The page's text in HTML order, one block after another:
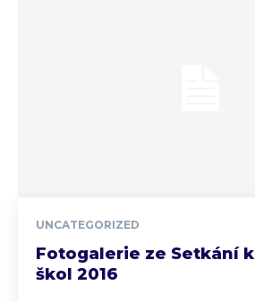
UNCATEGORIZED
Fotogalerie ze Setkání
škol 2016